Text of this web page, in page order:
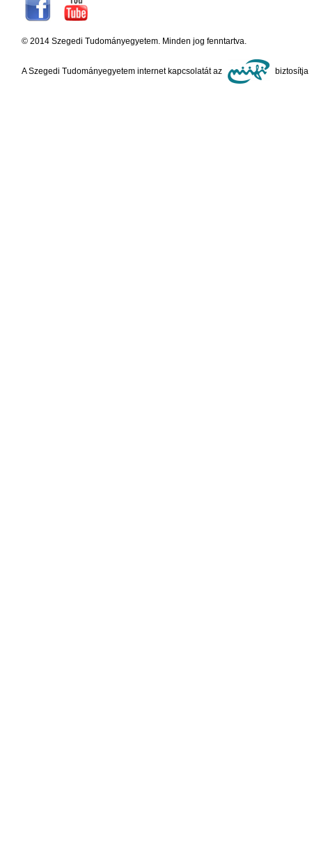
© 2014 Szegedi Tudományegyetem. Minden jog fenntartva.
A Szegedi Tudományegyetem internet kapcsolatát az biztosítja